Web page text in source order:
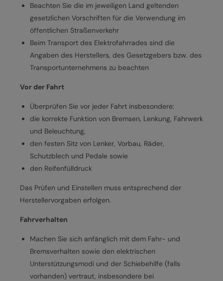
Beachten Sie die im jeweiligen Land geltenden
gesetzlichen Vorschriften für die Verwendung im
öffentlichen Straßenverkehr
Beim Transport des Elektrofahrrades sind die
Angaben des Herstellers, des Gesetzgebers bzw. des
Transportunternehmens zu beachten
Vor der Fahrt
Überprüfen Sie vor jeder Fahrt insbesondere:
die korrekte Funktion von Bremsen, Lenkung, Fahrwerk
und Beleuchtung,
den festen Sitz von Lenker, Vorbau, Räder,
Schutzblech und Pedale sowie
den Reifenfülldruck
Das Prüfen und Einstellen muss entsprechend der
Herstellervorgaben erfolgen.
Fahrverhalten
Machen Sie sich anfänglich mit dem Fahr- und
Bremsverhalten sowie den elektrischen
Unterstützungsmodi und der Schiebehilfe (falls
vorhanden) vertraut, insbesondere bei